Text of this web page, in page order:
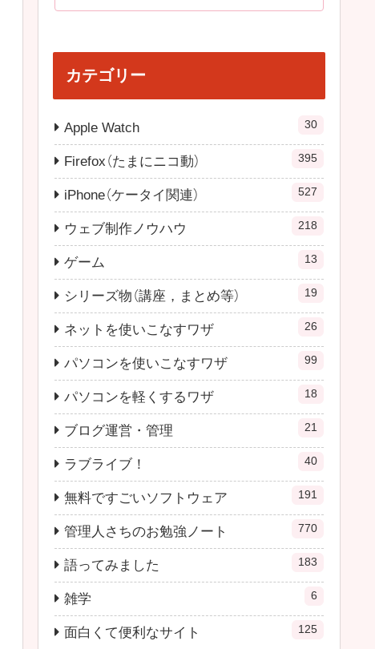
カテゴリー
Apple Watch 30
Firefox（たまにニコ動） 395
iPhone（ケータイ関連） 527
ウェブ制作ノウハウ 218
ゲーム 13
シリーズ物（講座，まとめ等） 19
ネットを使いこなすワザ 26
パソコンを使いこなすワザ 99
パソコンを軽くするワザ 18
ブログ運営・管理 21
ラブライブ！ 40
無料ですごいソフトウェア 191
管理人さちのお勉強ノート 770
語ってみました 183
雑学 6
面白くて便利なサイト 125